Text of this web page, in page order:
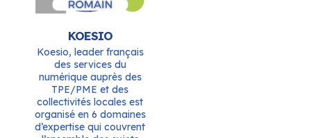
KOESIO
Koesio, leader français
des services du
numérique auprès des
TPE/PME et des
collectivités locales est
organisé en 6 domaines
d’expertise qui couvrent